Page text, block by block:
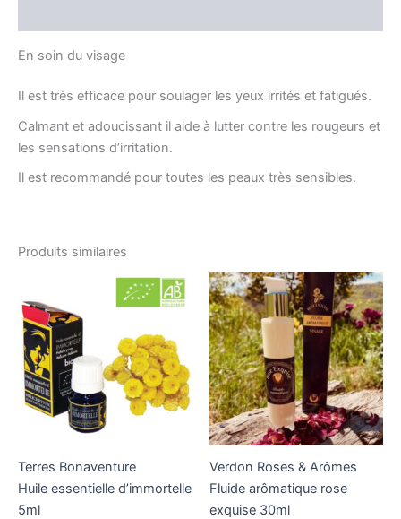
En soin du visage
Il est très efficace pour soulager les yeux irrités et fatigués.
Calmant et adoucissant il aide à lutter contre les rougeurs et
les sensations d’irritation.
Il est recommandé pour toutes les peaux très sensibles.
Produits similaires
Terres Bonaventure
Huile essentielle d’immortelle
5ml
Verdon Roses & Arômes
Fluide arômatique rose
exquise 30ml